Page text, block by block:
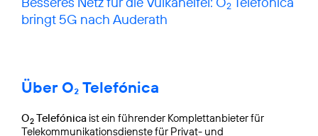
2
bringt 5G nach Auderath
Über O₂ Telefónica
O2 Telefónica ist ein führender Komplettanbieter für
Telekommunikationsdienste für Privat- und